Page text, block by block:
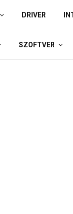
DRIVER
SZOFTVER